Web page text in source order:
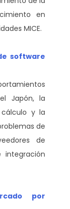
en
MICE.
software
Japón, la
y la
de
de
integración
por